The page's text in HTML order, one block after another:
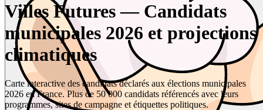
Villes Futures — Candidats
municipales 2026 et projections
climatiques
Carte interactive des candidats déclarés aux élections municipales
2026 en France. Plus de 50 000 candidats référencés avec leurs
programmes, sites de campagne et étiquettes politiques.